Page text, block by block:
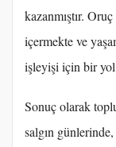
kazanmıştır.
içermekte ve
işleyişi için bir yol
Sonuç olarak
salgın